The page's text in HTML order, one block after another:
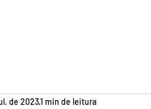
de 20231 min de leitura